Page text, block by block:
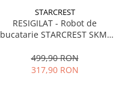
STARCREST
RESIGILAT - Robot de
bucatarie STARCREST SKM-
5 Accesorii, 6 Viteze + Pulse,
Angrenaje metalice, Negru +
499,90 RON
317,90 RON